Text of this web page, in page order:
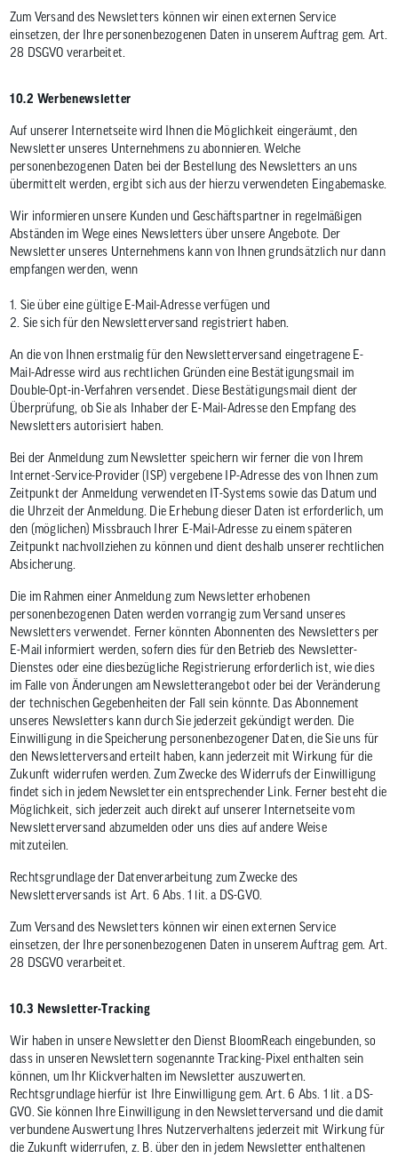
Zum Versand des Newsletters können wir einen externen Service
einsetzen, der Ihre personenbezogenen Daten in unserem Auftrag gem. Art.
28 DSGVO verarbeitet.
10.2 Werbenewsletter
Auf unserer Internetseite wird Ihnen die Möglichkeit eingeräumt, den
Newsletter unseres Unternehmens zu abonnieren. Welche
personenbezogenen Daten bei der Bestellung des Newsletters an uns
übermittelt werden, ergibt sich aus der hierzu verwendeten Eingabemaske.
Wir informieren unsere Kunden und Geschäftspartner in regelmäßigen
Abständen im Wege eines Newsletters über unsere Angebote. Der
Newsletter unseres Unternehmens kann von Ihnen grundsätzlich nur dann
empfangen werden, wenn
1. Sie über eine gültige E-Mail-Adresse verfügen und
2. Sie sich für den Newsletterversand registriert haben.
An die von Ihnen erstmalig für den Newsletterversand eingetragene E-
Mail-Adresse wird aus rechtlichen Gründen eine Bestätigungsmail im
Double-Opt-in-Verfahren versendet. Diese Bestätigungsmail dient der
Überprüfung, ob Sie als Inhaber der E-Mail-Adresse den Empfang des
Newsletters autorisiert haben.
Bei der Anmeldung zum Newsletter speichern wir ferner die von Ihrem
Internet-Service-Provider (ISP) vergebene IP-Adresse des von Ihnen zum
Zeitpunkt der Anmeldung verwendeten IT-Systems sowie das Datum und
die Uhrzeit der Anmeldung. Die Erhebung dieser Daten ist erforderlich, um
den (möglichen) Missbrauch Ihrer E-Mail-Adresse zu einem späteren
Zeitpunkt nachvollziehen zu können und dient deshalb unserer rechtlichen
Absicherung.
Die im Rahmen einer Anmeldung zum Newsletter erhobenen
personenbezogenen Daten werden vorrangig zum Versand unseres
Newsletters verwendet. Ferner könnten Abonnenten des Newsletters per
E-Mail informiert werden, sofern dies für den Betrieb des Newsletter-
Dienstes oder eine diesbezügliche Registrierung erforderlich ist, wie dies
im Falle von Änderungen am Newsletterangebot oder bei der Veränderung
der technischen Gegebenheiten der Fall sein könnte. Das Abonnement
unseres Newsletters kann durch Sie jederzeit gekündigt werden. Die
Einwilligung in die Speicherung personenbezogener Daten, die Sie uns für
den Newsletterversand erteilt haben, kann jederzeit mit Wirkung für die
Zukunft widerrufen werden. Zum Zwecke des Widerrufs der Einwilligung
findet sich in jedem Newsletter ein entsprechender Link. Ferner besteht die
Möglichkeit, sich jederzeit auch direkt auf unserer Internetseite vom
Newsletterversand abzumelden oder uns dies auf andere Weise
mitzuteilen.
Rechtsgrundlage der Datenverarbeitung zum Zwecke des
Newsletterversands ist Art. 6 Abs. 1 lit. a DS-GVO.
Zum Versand des Newsletters können wir einen externen Service
einsetzen, der Ihre personenbezogenen Daten in unserem Auftrag gem. Art.
28 DSGVO verarbeitet.
10.3 Newsletter-Tracking
Wir haben in unsere Newsletter den Dienst BloomReach eingebunden, so
dass in unseren Newslettern sogenannte Tracking-Pixel enthalten sein
können, um Ihr Klickverhalten im Newsletter auszuwerten.
Rechtsgrundlage hierfür ist Ihre Einwilligung gem. Art. 6 Abs. 1 lit. a DS-
GVO. Sie können Ihre Einwilligung in den Newsletterversand und die damit
verbundene Auswertung Ihres Nutzerverhaltens jederzeit mit Wirkung für
die Zukunft widerrufen, z. B. über den in jedem Newsletter enthaltenen